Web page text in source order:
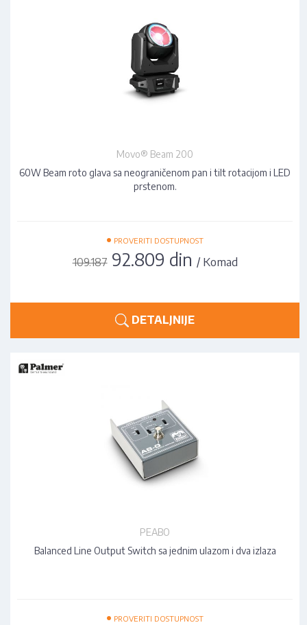
Movo® Beam 200
60W Beam roto glava sa neograničenom pan i tilt rotacijom i LED
prstenom.
• PROVERITI DOSTUPNOST
109.18792.809 din / Komad
DETALJNIJE
PEABO
Balanced Line Output Switch sa jednim ulazom i dva izlaza
• PROVERITI DOSTUPNOST